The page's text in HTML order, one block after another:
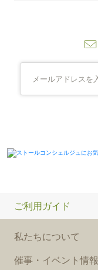
ご利用ガイド
私たちについて
催事・イベント情報